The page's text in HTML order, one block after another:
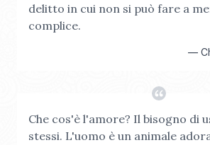
delitto in cui non si può fare a
complice.
—
Che cos'è l'amore? Il bisogno di
stessi. L'uomo è un animale